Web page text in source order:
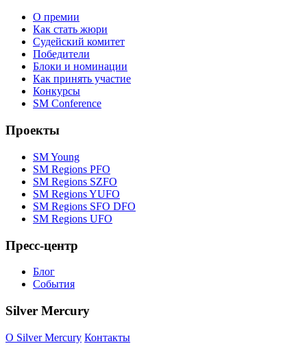
О премии
Как стать жюри
Судейский комитет
Победители
Блоки и номинации
Как принять участие
Конкурсы
SM Conference
Проекты
SM Young
SM Regions PFO
SM Regions SZFO
SM Regions YUFO
SM Regions SFO DFO
SM Regions UFO
Пресс-центр
Блог
События
Silver Mercury
O Silver Mercury Контакты